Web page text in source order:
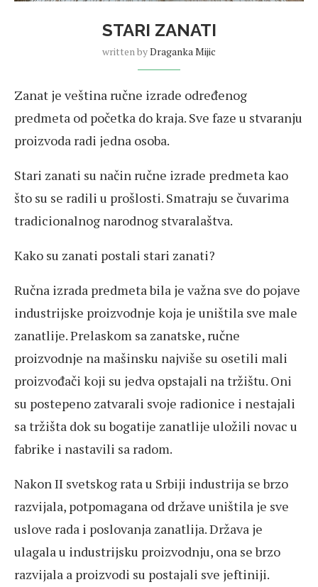
STARI ZANATI
written byDraganka Mijic
Zanat je veština ručne izrade određenog
predmeta od početka do kraja. Sve faze u stvaranju
proizvoda radi jedna osoba.
Stari zanati su način ručne izrade predmeta kao
što su se radili u prošlosti. Smatraju se čuvarima
tradicionalnog narodnog stvaralaštva.
Kako su zanati postali stari zanati?
Ručna izrada predmeta bila je važna sve do pojave
industrijske proizvodnje koja je uništila sve male
zanatlije. Prelaskom sa zanatske, ručne
proizvodnje na mašinsku najviše su osetili mali
proizvođači koji su jedva opstajali na tržištu. Oni
su postepeno zatvarali svoje radionice i nestajali
sa tržišta dok su bogatije zanatlije uložili novac u
fabrike i nastavili sa radom.
Nakon II svetskog rata u Srbiji industrija se brzo
razvijala, potpomagana od države uništila je sve
uslove rada i poslovanja zanatlija. Država je
ulagala u industrijsku proizvodnju, ona se brzo
razvijala a proizvodi su postajali sve jeftiniji.